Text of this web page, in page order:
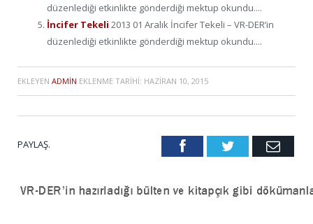
düzenlediği etkinlikte gönderdiği mektup okundu....
İncifer Tekeli 2013 01 Aralık İncifer Tekeli – VR-DER’in
düzenlediği etkinlikte gönderdiği mektup okundu....
EKLEYEN ADMIN EKLENME TARIHI: HAZIRAN 10, 2015
PAYLAŞ. FacebookTwitter Email